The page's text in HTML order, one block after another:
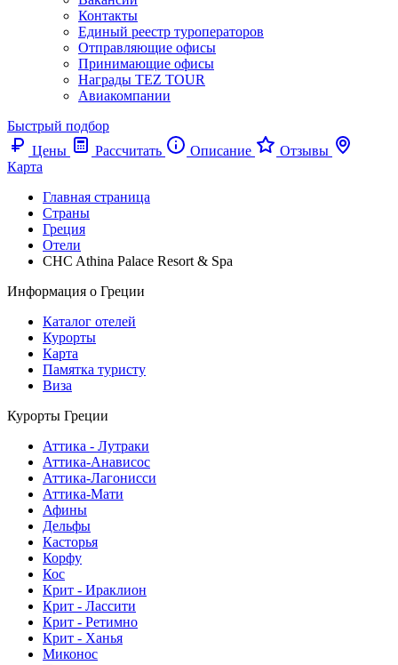
Контакты
Единый реестр туроператоров
Отправляющие офисы
Принимающие офисы
Награды TEZ TOUR
Авиакомпании
Быстрый подбор
Цены
Рассчитать Описание
Отзывы
Карта
Главная страница
Cтраны
Греция
Отели
CHC Athina Palace Resort & Spa
Информация о Греции
Каталог отелей
Курорты
Карта
Памятка туристу
Виза
Курорты Греции
Аттика - Лутраки
Аттика-Анависос
Аттика-Лагонисси
Аттика-Мати
Афины
Дельфы
Касторья
Корфу
Кос
Крит - Ираклион
Крит - Лассити
Крит - Ретимно
Крит - Ханья
Миконос